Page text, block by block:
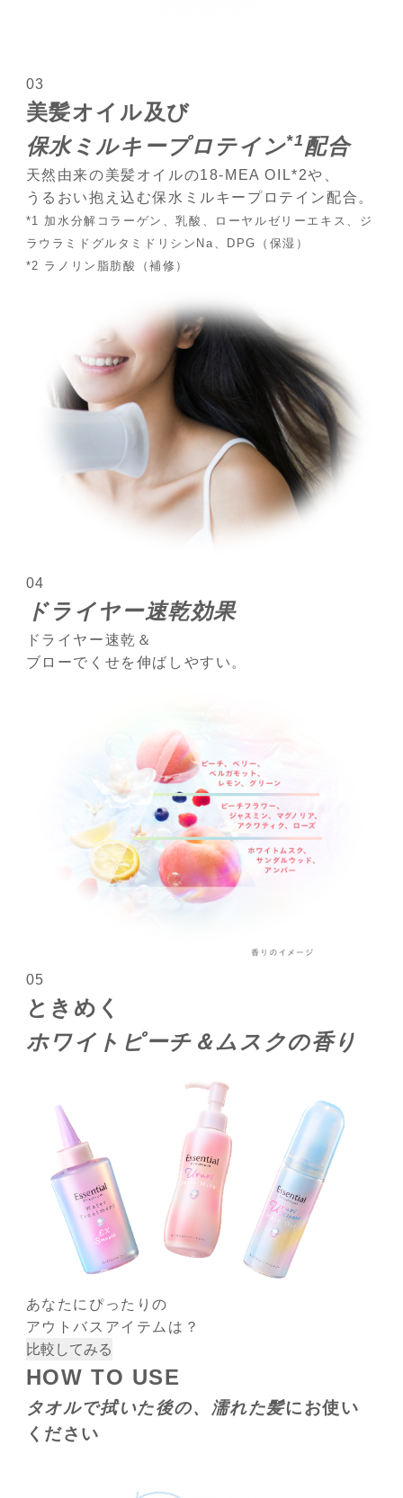
03
美髪オイル及び
保水ミルキープロテイン*1 配合
天然由来の美髪オイルの18-MEA OIL*2や、
うるおい抱え込む保水ミルキープロテイン配合。
*1 加水分解コラーゲン、乳酸、ローヤルゼリーエキス、ジ
ラウラミドグルタミドリシンNa、DPG（保湿）
*2 ラノリン脂肪酸（補修）
04
ドライヤー速乾効果
ドライヤー速乾＆
ブローでくせを伸ばしやすい。
05
ときめく
ホワイトピーチ＆ムスクの香り
あなたにぴったりの
アウトバスアイテムは？
比較してみる
HOW TO USE
タオルで拭いた後の、濡れた髪にお使い
ください